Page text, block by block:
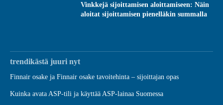
Vinkkejä sijoittamisen aloittamiseen: Näin
aloitat sijoittamisen pienelläkin summalla
trendikästä juuri nyt
Finnair osake ja Finnair osake tavoitehinta – sijoittajan opas
Kuinka avata ASP-tili ja käyttää ASP-lainaa Suomessa